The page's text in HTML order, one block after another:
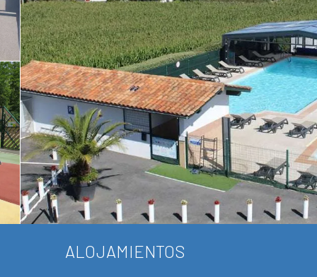
ALOJAMIENTOS